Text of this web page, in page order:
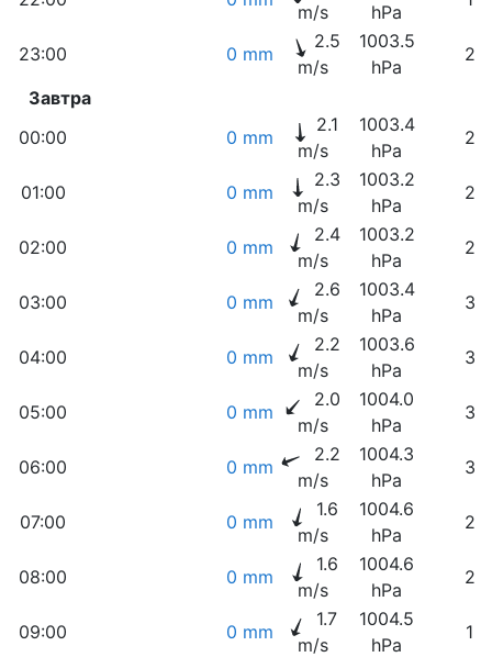
m/s
hPa
23:00 0 mm
2.5
m/s
1003.5
hPa
Завтра
00:00
0 mm
2.1
m/s
1003.4
hPa
01:00 0 mm
2.3
m/s
1003.2
hPa
02:00 0 mm
2.4
m/s
1003.2
hPa
03:00 0 mm
2.6
m/s
1003.4
hPa
04:00 0 mm
2.2
m/s
1003.6
hPa
05:00 0 mm
2.0
m/s
1004.0
hPa
06:00 0 mm
2.2
m/s
1004.3
hPa
07:00 0 mm
1.6
m/s
1004.6
hPa
08:00 0 mm
1.6
m/s
1004.6
hPa
09:00 0 mm
1.7
m/s
1004.5
hPa